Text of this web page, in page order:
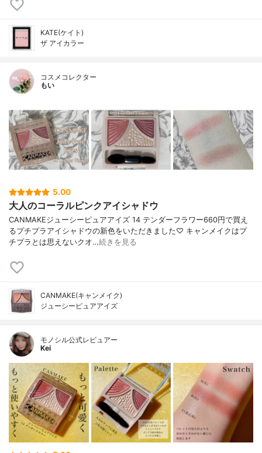
KATE(ケイト)
ザ アイカラー
コスメコレクター
もい
5.00
大人のコーラルピンクアイシャドウ
CANMAKEジューシーピュアアイズ 14 テンダーフラワー660円で買え
るプチプラアイシャドウの新色をいただきました♡ キャンメイクはプ
チプラとは思えないクオ…続きを見る
CANMAKE(キャンメイク)
ジューシーピュアアイズ
モノシル公式レビュアー
Kei